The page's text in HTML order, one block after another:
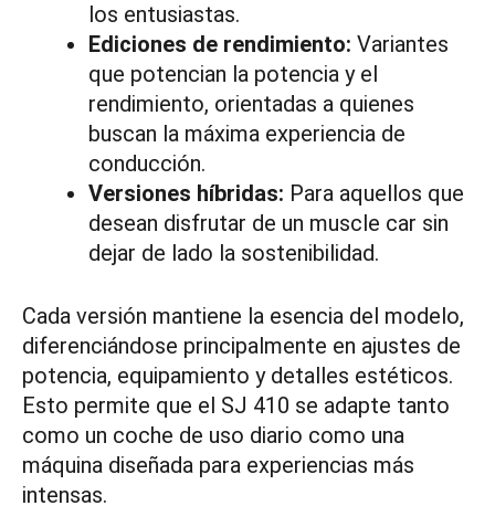
los entusiastas.
Ediciones de rendimiento: Variantes
que potencian la potencia y el
rendimiento, orientadas a quienes
buscan la máxima experiencia de
conducción.
Versiones híbridas: Para aquellos que
desean disfrutar de un muscle car sin
dejar de lado la sostenibilidad.
Cada versión mantiene la esencia del modelo,
diferenciándose principalmente en ajustes de
potencia, equipamiento y detalles estéticos.
Esto permite que el SJ 410 se adapte tanto
como un coche de uso diario como una
máquina diseñada para experiencias más
intensas.